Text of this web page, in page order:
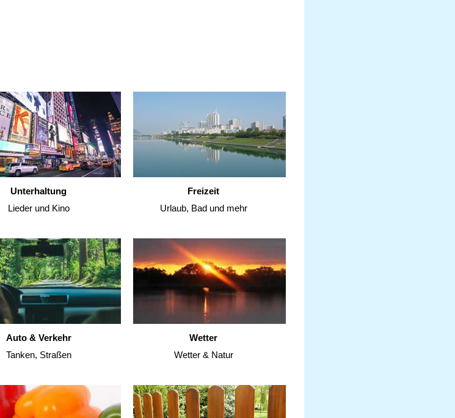
Unterhaltung
Lieder und Kino
Freizeit
Urlaub, Bad und mehr
Auto & Verkehr
Tanken, Straßen
Wetter
Wetter & Natur